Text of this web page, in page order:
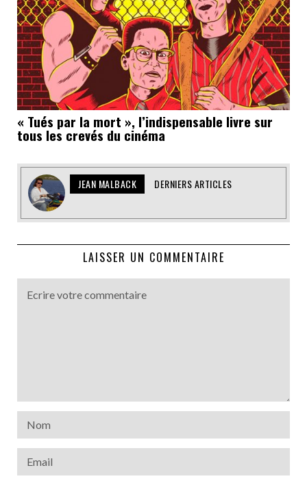
« Tués par la mort », l’indispensable livre sur
tous les crevés du cinéma
JEAN MALBACK DERNIERS ARTICLES
LAISSER UN COMMENTAIRE